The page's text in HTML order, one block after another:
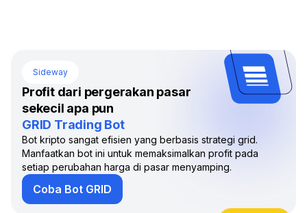
Sideway
Profit dari pergerakan pasar
sekecil apa pun
GRID Trading Bot
Bot kripto sangat efisien yang berbasis strategi grid.
Manfaatkan bot ini untuk memaksimalkan profit pada
setiap perubahan harga di pasar menyamping.
Coba Bot GRID